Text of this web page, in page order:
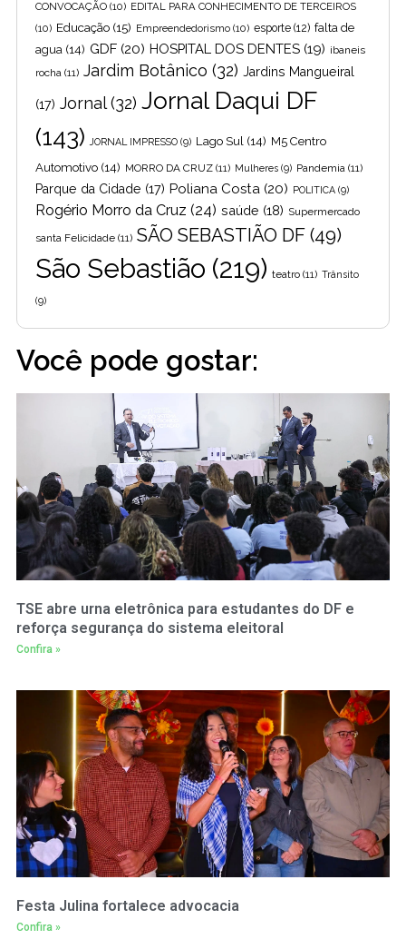
CONVOCAÇÃO (10) EDITAL PARA CONHECIMENTO DE TERCEIROS
(10) Educação (15) Empreendedorismo (10) esporte (12) falta de
agua (14) GDF (20) HOSPITAL DOS DENTES (19) ibaneis
rocha (11) Jardim Botânico (32) Jardins Mangueiral
(17) Jornal(32) Jornal Daqui DF
(143) JORNAL IMPRESSO (9) Lago Sul (14) M5 Centro
Automotivo (14) MORRO DA CRUZ (11) Mulheres (9) Pandemia (11)
Parque da Cidade (17) Poliana Costa (20) POLITICA (9)
Rogério Morro da Cruz (24) saúde (18) Supermercado
santa Felicidade (11) SÃO SEBASTIÃO DF (49)
São Sebastião (219) teatro (11) Trânsito
(9)
Você pode gostar:
TSE abre urna eletrônica para estudantes do DF e
reforça segurança do sistema eleitoral
Confira »
Festa Julina fortalece advocacia
Confira »